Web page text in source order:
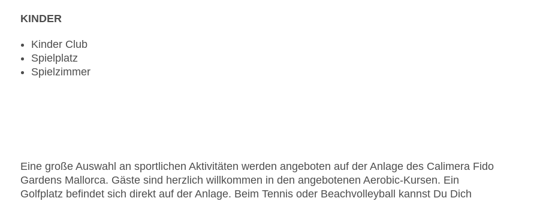
KINDER
Kinder Club
Spielplatz
Spielzimmer
Eine große Auswahl an sportlichen Aktivitäten werden angeboten auf der Anlage des Calimera Fido
Gardens Mallorca. Gäste sind herzlich willkommen in den angebotenen Aerobic-Kursen. Ein
Golfplatz befindet sich direkt auf der Anlage. Beim Tennis oder Beachvolleyball kannst Du Dich